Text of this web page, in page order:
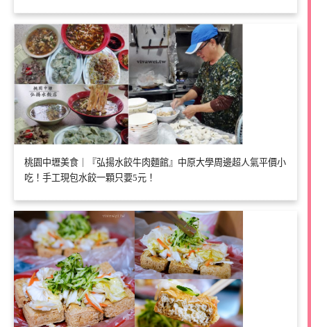
桃園中壢美食｜『弘揚水餃牛肉麵館』中原大學周邊超人氣平價小
吃！手工現包水餃一顆只要5元！